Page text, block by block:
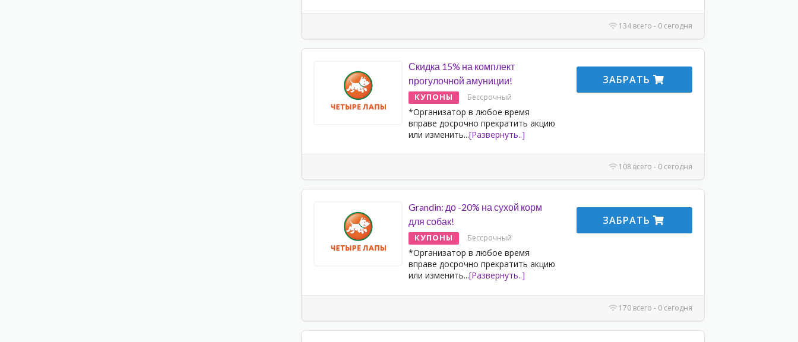
134 всего - 0 сегодня
Скидка 15% на комплект
прогулочной амуниции!
КУПОНЫ Бессрочный
*Организатор в любое время
вправе досрочно прекратить акцию
или изменить...[Развернуть..]
ЗАБРАТЬ
108 всего - 0 сегодня
Grandin: до -20% на сухой корм
для собак!
КУПОНЫ Бессрочный
*Организатор в любое время
вправе досрочно прекратить акцию
или изменить...[Развернуть..]
ЗАБРАТЬ
170 всего - 0 сегодня